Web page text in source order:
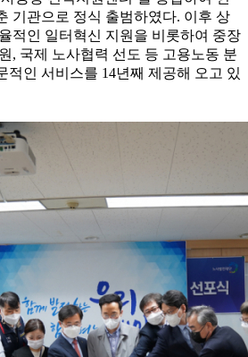
기관으로 정식 출범하였다. 이후 상
적인 일터혁신 지원을 비롯하여 중장
, 국제 노사협력 선도 등 고용노동 분
적인 서비스를 14년째 제공해 오고 있